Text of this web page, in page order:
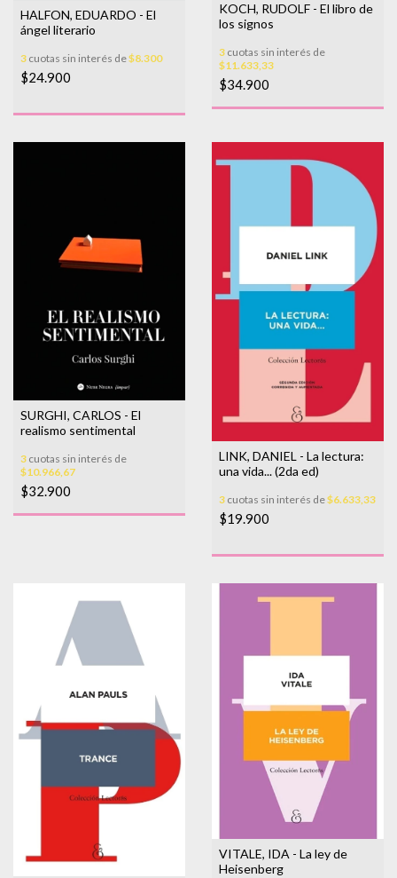
HALFON, EDUARDO - El
ángel literario
3 cuotas sin interés de$8.300
$24.900
KOCH, RUDOLF - El libro de
los signos
3 cuotas sin interés de
$11.633,33
$34.900
SURGHI, CARLOS - El
realismo sentimental
3 cuotas sin interés de
$10.966,67
$32.900
LINK, DANIEL - La lectura:
una vida... (2da ed)
3 cuotas sin interés de$6.633,33
$19.900
VITALE, IDA - La ley de
Heisenberg